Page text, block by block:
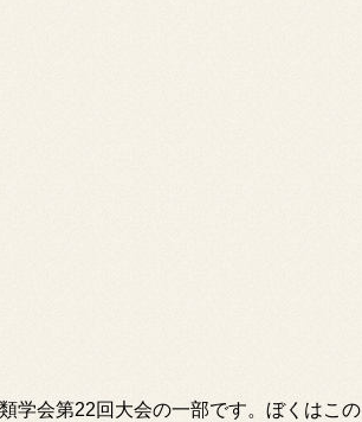
学会第22回大会の一部です。ぼくはこの